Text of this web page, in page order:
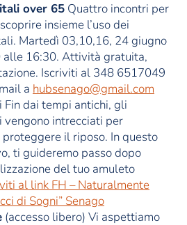
over 65 Quattro incontri per
insieme l’uso dei
Martedì 03,10,16, 24 giugno
16:30. Attività gratuita,
Iscriviti al 348 6517049
a hubsenago@gmail.com
Fin dai tempi antichi, gli
vengono intrecciati per
il riposo. In questo
ti guideremo passo dopo
del tuo amuleto
al link FH – Naturalmente
di Sogni” Senago
(accesso libero) Vi aspettiamo